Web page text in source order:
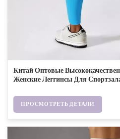
Китай Оптовые
Женские Леггинсы Для
ПРОСМОТРЕТЬ ДЕТАЛИ